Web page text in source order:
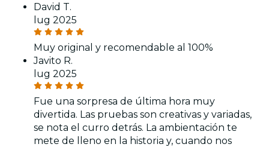
David T.
lug 2025
Muy original y recomendable al 100%
Javito R.
lug 2025
Fue una sorpresa de última hora muy
divertida. Las pruebas son creativas y variadas,
se nota el curro detrás. La ambientación te
mete de lleno en la historia y, cuando nos